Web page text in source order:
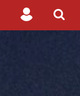
Search
Login